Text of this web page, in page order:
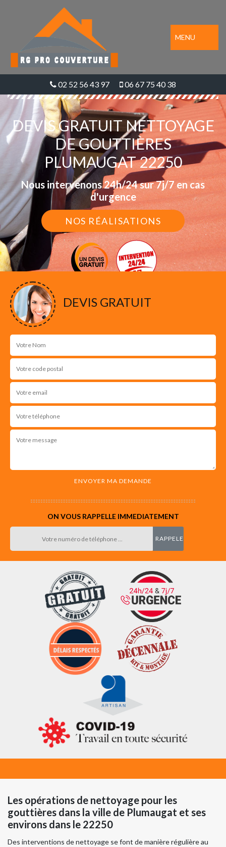
MENU
02 52 56 43 97 06 67 75 40 38
DEVIS GRATUIT NETTOYAGE
DE GOUTTIÈRES
PLUMAUGAT 22250
Nous intervenons 24h/24 sur 7j/7 en cas
d'urgence
NOS RÉALISATIONS
DEVIS GRATUIT
ON VOUS RAPPELLE IMMEDIATEMENT
Les opérations de nettoyage pour les
gouttières dans la ville de Plumaugat et ses
environs dans le 22250
Des interventions de nettoyage se font de manière régulière au